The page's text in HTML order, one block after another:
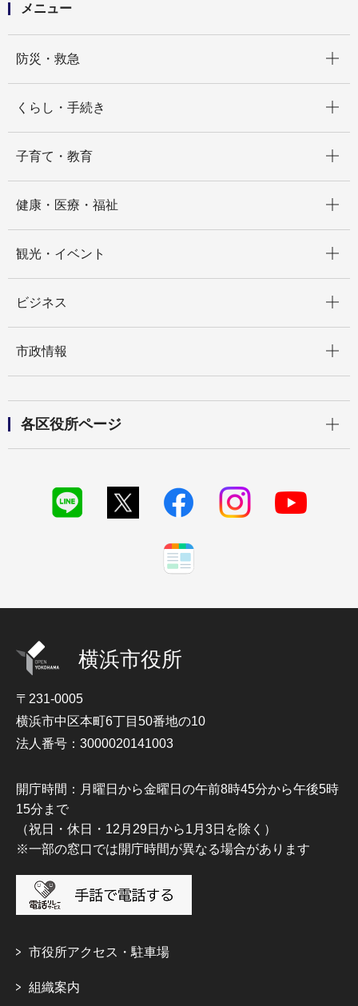
メニュー
防災・救急
くらし・手続き
子育て・教育
健康・医療・福祉
観光・イベント
ビジネス
市政情報
各区役所ページ
横浜市役所
〒231-0005
横浜市中区本町6丁目50番地の10
法人番号：3000020141003
開庁時間：月曜日から金曜日の午前8時45分から午後5時
15分まで
（祝日・休日・12月29日から1月3日を除く）
※一部の窓口では開庁時間が異なる場合があります
市役所アクセス・駐車場
組織案内